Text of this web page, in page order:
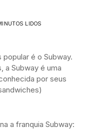
LIDOS
é o Subway.
a Subway é uma
por seus
a franquia Subway: